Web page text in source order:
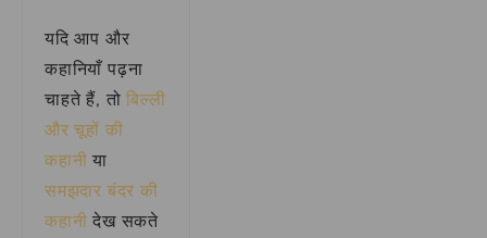
यदि आप और
कहानियाँ पढ़ना
चाहते हैं, तोबिल्ली
और चूहों की
कहानी या
समझदार बंदर की
कहानी देख सकते